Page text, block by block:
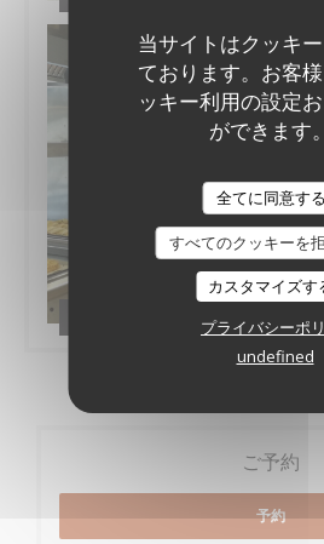
当サイトはクッキ
ております。お客
ッキー利用の設定
ができます。
全てに同意する
すべてのクッキーを
カスタマイズす
プライバシーポ
undefined
ご予約
予約